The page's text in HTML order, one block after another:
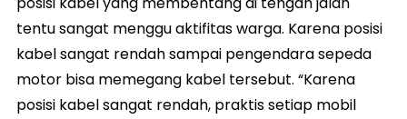
tentu sangat menggu aktifitas warga. Karena posisi
kabel sangat rendah sampai pengendara sepeda
motor bisa memegang kabel tersebut. “Karena
posisi kabel sangat rendah, praktis setiap mobil